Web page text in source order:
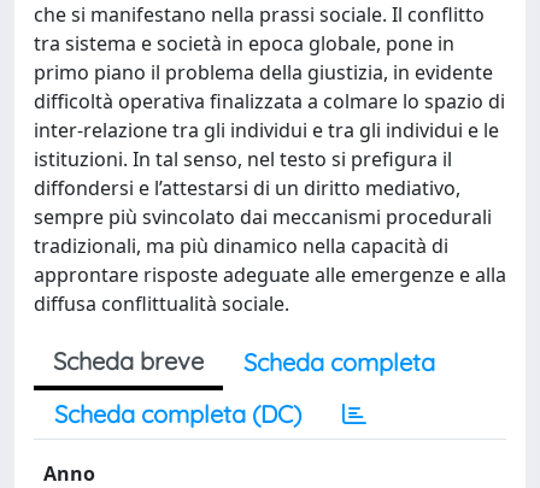
che si manifestano nella prassi sociale. Il conflitto
tra sistema e società in epoca globale, pone in
primo piano il problema della giustizia, in evidente
difficoltà operativa finalizzata a colmare lo spazio di
inter-relazione tra gli individui e tra gli individui e le
istituzioni. In tal senso, nel testo si prefigura il
diffondersi e l’attestarsi di un diritto mediativo,
sempre più svincolato dai meccanismi procedurali
tradizionali, ma più dinamico nella capacità di
approntare risposte adeguate alle emergenze e alla
diffusa conflittualità sociale.
Scheda breve
Scheda completa
Scheda completa (DC)
Anno